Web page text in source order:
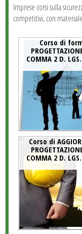
Imprese corsi sulla
competitivi, con
Corso di
COMMA 2 D.
Corso di
COMMA 2 D.